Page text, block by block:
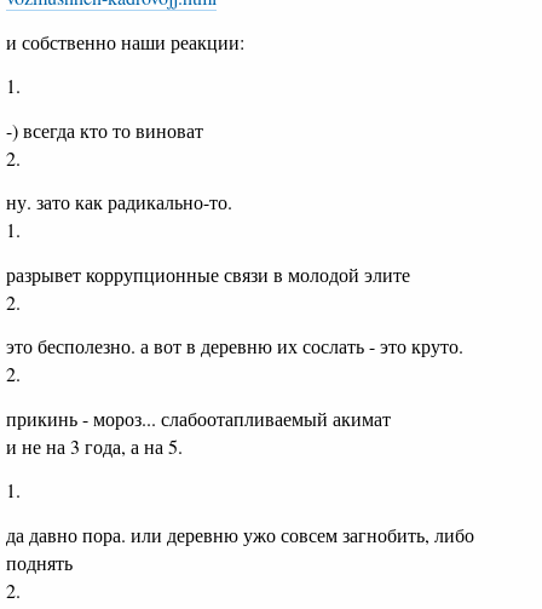
и собственно наши реакции:
1.
-) всегда кто то виноват
2.
ну. зато как радикально-то.
1.
разрывет коррупционные связи в молодой элите
2.
это бесполезно. а вот в деревню их сослать - это круто.
2.
прикинь - мороз... слабоотапливаемый акимат
и не на 3 года, а на 5.
1.
да давно пора. или деревню ужо совсем загнобить, либо
поднять
2.